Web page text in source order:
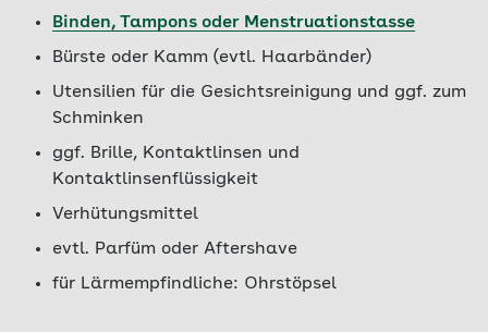
Binden, Tampons oder Menstruationstasse
Bürste oder Kamm (evtl. Haarbänder)
Utensilien für die Gesichtsreinigung und ggf. zum
Schminken
ggf. Brille, Kontaktlinsen und
Kontaktlinsenflüssigkeit
Verhütungsmittel
evtl. Parfüm oder Aftershave
für Lärmempfindliche: Ohrstöpsel